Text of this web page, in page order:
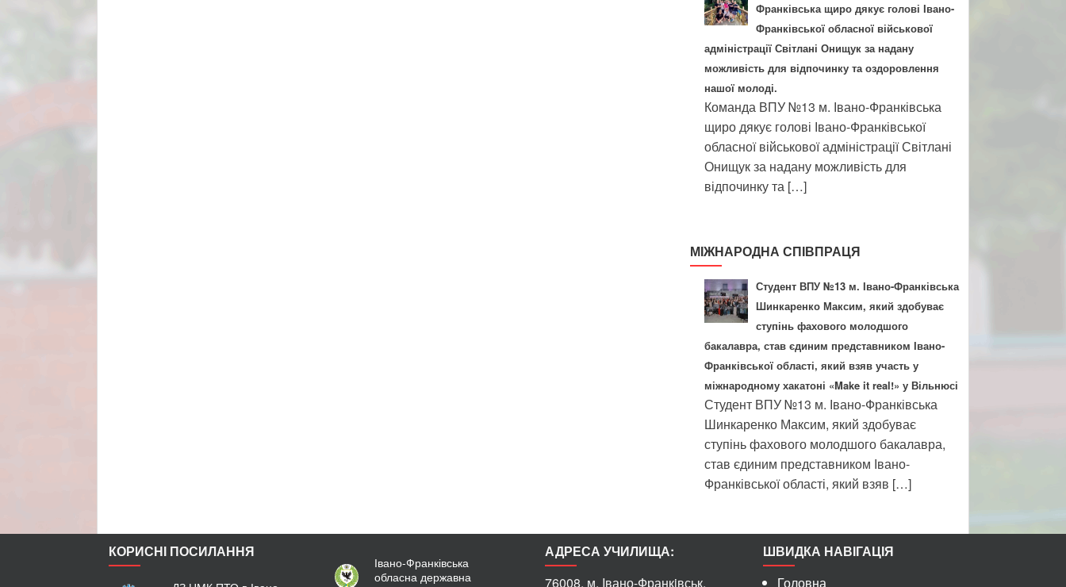
Франківська щиро дякує голові Івано-
Франківської обласної військової
адміністрації Світлані Онищук за надану
можливість для відпочинку та оздоровлення
нашої молоді.
Команда ВПУ №13 м. Івано-Франківська
щиро дякує голові Івано-Франківської
обласної військової адміністрації Світлані
Онищук за надану можливість для
відпочинку та […]
МІЖНАРОДНА СПІВПРАЦЯ
Студент ВПУ №13 м. Івано-Франківська
Шинкаренко Максим, який здобуває
ступінь фахового молодшого
бакалавра, став єдиним представником Івано-
Франківської області, який взяв участь у
міжнародному хакатоні «Make it real!» у Вільнюсі
Студент ВПУ №13 м. Івано-Франківська
Шинкаренко Максим, який здобуває
ступінь фахового молодшого бакалавра,
став єдиним представником Івано-
Франківської області, який взяв […]
КОРИСНІ ПОСИЛАННЯ
Івано-Франківська
обласна державна
АДРЕСА УЧИЛИЩА:
76008, м. Iвано-Франкiвськ,
ШВИДКА НАВІГАЦІЯ
Головна